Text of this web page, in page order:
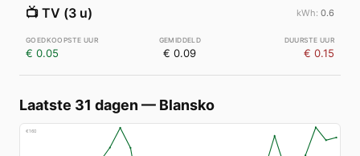
📺 TV (3 u) 0.6
€ 0.05 € 0.09 € 0.15
Laatste 31 dagen — Blansko
€160